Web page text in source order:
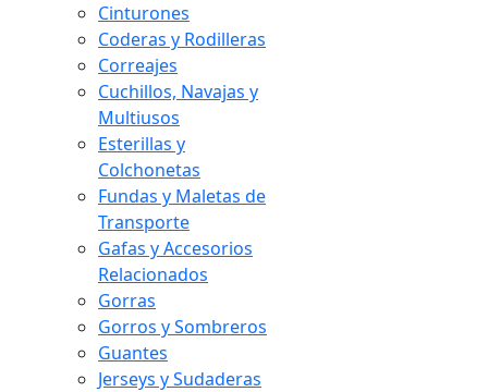
Cinturones
Coderas y Rodilleras
Correajes
Cuchillos, Navajas y
Multiusos
Esterillas y
Colchonetas
Fundas y Maletas de
Transporte
Gafas y Accesorios
Relacionados
Gorras
Gorros y Sombreros
Guantes
Jerseys y Sudaderas